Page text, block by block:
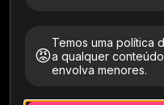
😡
Temos uma política
a qualquer
envolva menores.